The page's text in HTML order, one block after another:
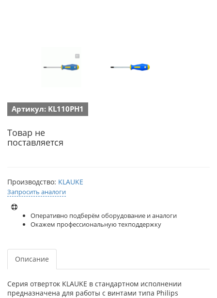
Артикул: KL110PH1
Товар не
поставляется
Производство: KLAUKE
Запросить аналоги
Оперативно подберём оборудование и аналоги
Окажем профессиональную техподдержку
Описание
Серия отверток KLAUKE в стандартном исполнении
предназначена для работы с винтами типа Philips